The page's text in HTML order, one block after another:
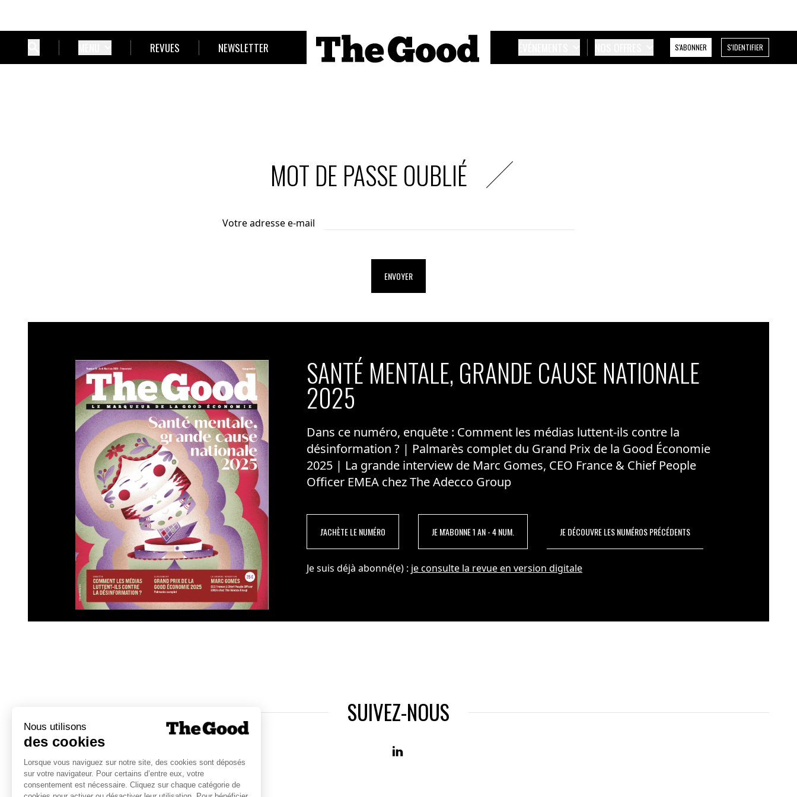
REVUES NEWSLETTER S'ABONNER S'IDENTIFIER
MOT DE PASSE OUBLIÉ
Votre adresse e-mail
ENVOYER
SANTÉ MENTALE, GRANDE CAUSE NATIONALE
2025
Dans ce numéro, enquête : Comment les médias luttent-ils contre la
désinformation ? | Palmarès complet du Grand Prix de la Good Économie
2025 | La grande interview de Marc Gomes, CEO France & Chief People
Officer EMEA chez The Adecco Group
J'ACHÈTE LE NUMÉRO JE M'ABONNE 1 AN - 4 NUM. JE DÉCOUVRE LES NUMÉROS PRÉCÉDENTS
Je suis déjà abonné(e) : je consulte la revue en version digitale
SUIVEZ-NOUS